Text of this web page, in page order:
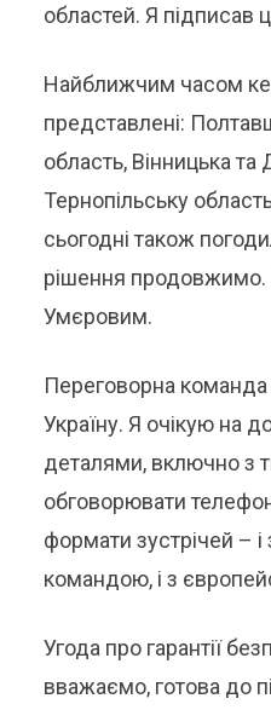
областей. Я підписав
Найближчим часом
представлені:
область, Вінницька
Тернопільську
сьогодні також
рішення продовжимо.
Умєровим.
Переговорна команда
Україну. Я очікую на
деталями, включно з
обговорювати
формати зустрічей –
командою, і з
Угода про гарантії
вважаємо, готова до